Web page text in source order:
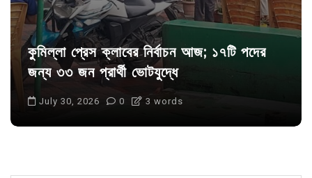
কুমিল্লা প্রেস ক্লাবের নির্বাচন আজ; ১৭টি পদের
জন্য ৩৩ জন প্রার্থী ভোটযুদ্ধে
July 30, 2026 0 3 words